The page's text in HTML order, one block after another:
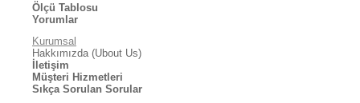
Ölçü Tablosu
Yorumlar
Kurumsal
Hakkımızda (Ubout Us)
İletişim
Müşteri Hizmetleri
Sıkça Sorulan Sorular